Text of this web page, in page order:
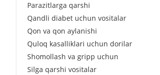
Parazitlarga qarshi
Qandli diabet uchun vositalar
Qon va qon aylanishi
Quloq kasalliklari uchun dorilar
Shomollash va gripp uchun
Silga qarshi vositalar